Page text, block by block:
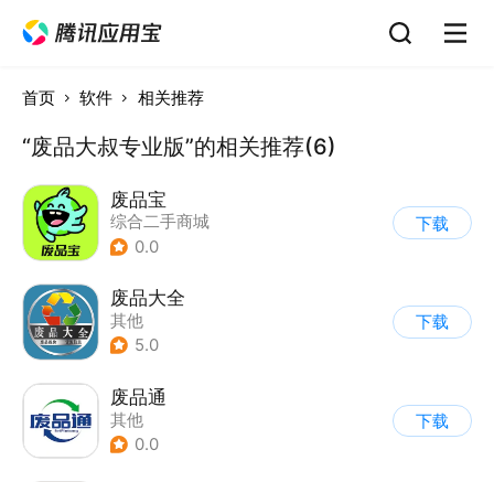
首页 软件 相关推荐
“废品大叔专业版”的相关推荐(6)
废品宝
综合二手商城
0.0
下载
废品大全
其他
5.0
下载
废品通
其他
0.0
下载